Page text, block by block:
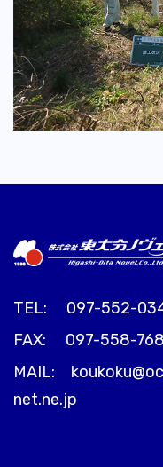
保
TEL: 097-552-
FAX: 097-558-
MAIL:
net.ne.jp